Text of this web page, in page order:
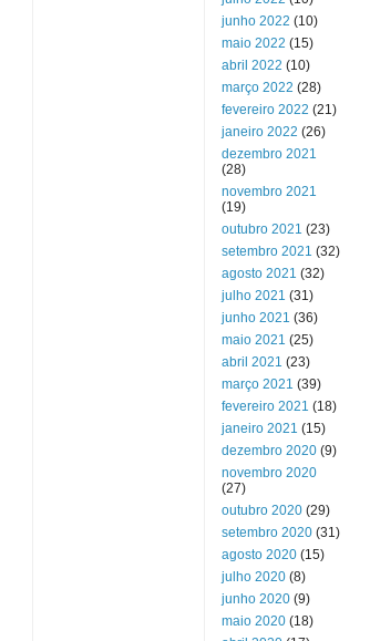
junho 2022 (10)
maio 2022 (15)
abril 2022 (10)
março 2022 (28)
fevereiro 2022 (21)
janeiro 2022 (26)
dezembro 2021
(28)
novembro 2021
(19)
outubro 2021 (23)
setembro 2021 (32)
agosto 2021 (32)
julho 2021 (31)
junho 2021 (36)
maio 2021 (25)
abril 2021 (23)
março 2021 (39)
fevereiro 2021 (18)
janeiro 2021 (15)
dezembro 2020 (9)
novembro 2020
(27)
outubro 2020 (29)
setembro 2020 (31)
agosto 2020 (15)
julho 2020 (8)
junho 2020 (9)
maio 2020 (18)